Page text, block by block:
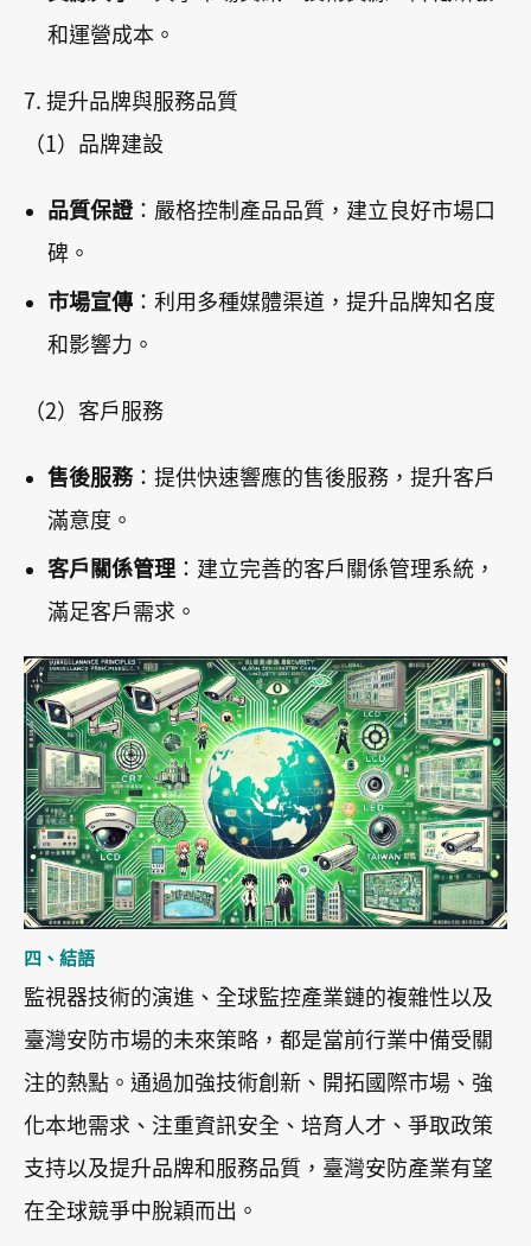
和運營成本。
7. 提升品牌與服務品質
（1）品牌建設
品質保證：嚴格控制產品品質，建立良好市場口
碑。
市場宣傳 ：利用多種媒體渠道，提升品牌知名度
和影響力。
（2）客戶服務
售後服務：提供快速響應的售後服務，提升客戶
滿意度。
客戶關係管理 ：建立完善的客戶關係管理系統，
滿足客戶需求。
四、結語
監視器技術的演進、全球監控產業鏈的複雜性以及
臺灣安防市場的未來策略，都是當前行業中備受關
注的熱點。通過加強技術創新、開拓國際市場、強
化本地需求、注重資訊安全、培育人才、爭取政策
支持以及提升品牌和服務品質，臺灣安防產業有望
在全球競爭中脫穎而出。